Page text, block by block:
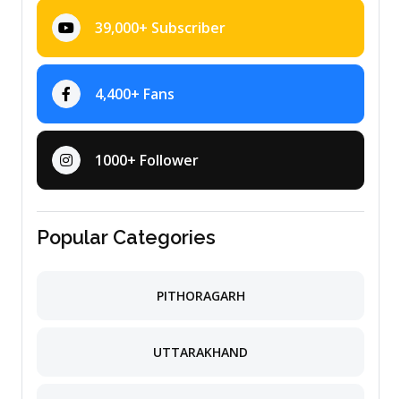
39,000+ Subscriber
4,400+ Fans
1000+ Follower
Popular Categories
PITHORAGARH
UTTARAKHAND